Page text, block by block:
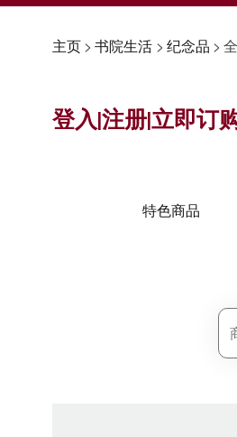
主页> 书院生活 > 纪念品 >
登入|注册|立即订
特色商品